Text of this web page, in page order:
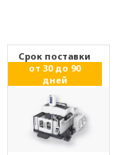
Cрок поставки
от 30 до 90
дней